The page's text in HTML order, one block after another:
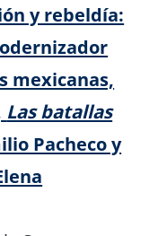
y rebeldía:
mexicanas,
Las batallas
Pacheco y